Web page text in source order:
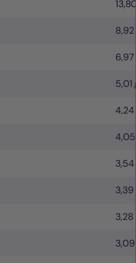
8,92
6,97
5,01
4,24
3,54
3,39
3,28